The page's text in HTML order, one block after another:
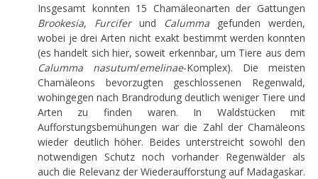
Insgesamt konnten 15 Chamäleonarten der Gattungen
Brookesia, Furciferund Calumma gefunden werden,
wobei je drei Arten nicht exakt bestimmt werden konnten
(es handelt sich hier, soweit erkennbar, um Tiere aus dem
Calumma nasutum/emelinae-Komplex). Die meisten
Chamäleons bevorzugten geschlossenen Regenwald,
wohingegen nach Brandrodung deutlich weniger Tiere und
Arten zu finden waren. In Waldstücken mit
Aufforstungsbemühungen war die Zahl der Chamäleons
wieder deutlich höher. Beides unterstreicht sowohl den
notwendigen Schutz noch vorhander Regenwälder als
auch die Relevanz der Wiederaufforstung auf Madagaskar.